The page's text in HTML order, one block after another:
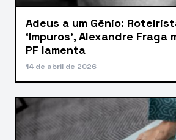
Adeus a um Gênio:
‘Impuros’, Alexandre Fraga
PF lamenta
14 de abril de 2026